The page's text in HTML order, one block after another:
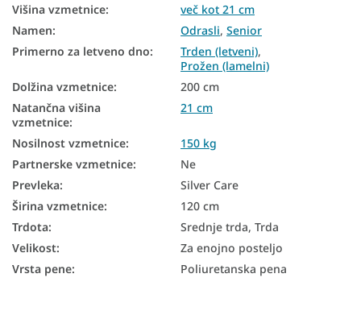
Vzmetnice glede na trdoto
Trde vzmetnice
Velike vzmetnice
Vzmetnice za starejše
Kokosove vzmetnice 120x200
Trdota vzmetnice H3
Trde vzmetnice 120x200
Visoke vzmetnice 120x200
Višina vzmetnice:
več kot 21 cm
Namen: Odrasli, Senior
Primerno za letveno dno: Trden (letveni),
Prožen (lamelni)
Dolžina vzmetnice:
200 cm
Natančna višina
vzmetnice:
21 cm
Nosilnost vzmetnice:
150 kg
Partnerske vzmetnice:
Ne
Prevleka:
Silver Care
Širina vzmetnice:
120 cm
Trdota:
Srednje trda, Trda
Velikost:
Za enojno posteljo
Vrsta pene: Poliuretanska pena